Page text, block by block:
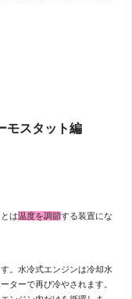
モスタット編
は温度を調節する装置にな
。水冷式エンジンは冷却水
ターで再び冷やされます。